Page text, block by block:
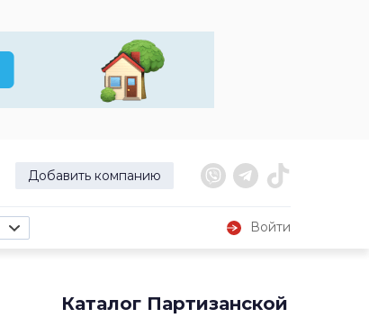
Добавить компанию
Войти
Каталог Партизанской